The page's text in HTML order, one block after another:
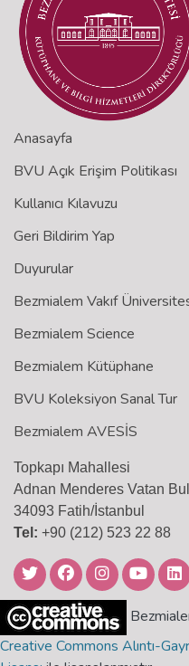
Anasayfa
BVU Açık Erişim Politikası
Kullanıcı Kılavuzu
Geri Bildirim Yap
Duyurular
Bezmialem Vakıf
Bezmialem Science
Bezmialem Kütüphane
BVU Koleksiyon Sanal Tur
Bezmialem AVESİS
Topkapı Mahallesi
Adnan Menderes Vatan
34093 Fatih/İstanbul
Tel: +90 (212) 523 22 88
Creative Commons Alıntı-